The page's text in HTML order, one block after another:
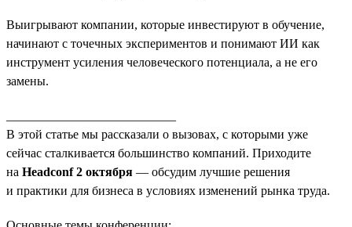
Выигрывают компании, которые инвестируют в обучение,
начинают с точечных экспериментов и понимают ИИ как
инструмент усиления человеческого потенциала, а не его
замены.
В этой статье мы рассказали о вызовах, с которыми уже
сейчас сталкивается большинство компаний. Приходите
на Headconf 2 октября — обсудим лучшие решения
и практики для бизнеса в условиях изменений рынка труда.